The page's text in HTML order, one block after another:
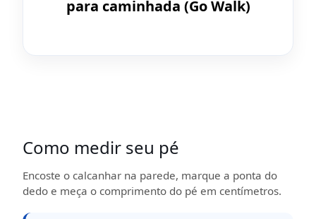
para caminhada (Go Walk)
Como medir seu pé
Encoste o calcanhar na parede, marque a ponta do
dedo e meça o comprimento do pé em centímetros.